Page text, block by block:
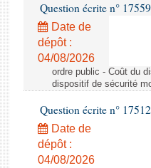
Question écrite n°
Date de
dépôt :
04/08/2026
ordre public - Coût du
dispositif de sécurité
Question écrite n°
Date de
dépôt :
04/08/2026